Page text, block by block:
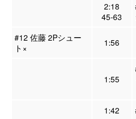
2:18
45-63
#12 佐藤 2Pシュー
ト×
1:56
1:55
1:42